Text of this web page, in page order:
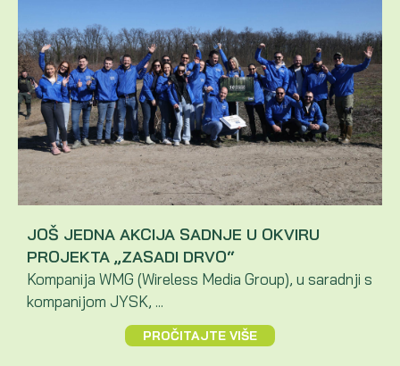
JOŠ JEDNA AKCIJA SADNJE U OKVIRU
PROJEKTA „ZASADI DRVO“
Kompanija WMG (Wireless Media Group), u saradnji s
kompanijom JYSK, ...
PROČITAJTE VIŠE